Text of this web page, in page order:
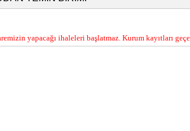
yapacağı ihaleleri başlatmaz. Kurum kayıtları